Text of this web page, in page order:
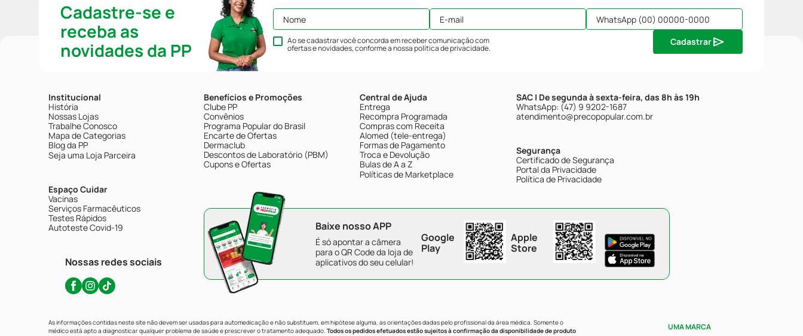
Cadastre-se e
receba as
novidades da PP
Ao se cadastrar você concorda em receber comunicação com
ofertas e novidades, conforme a nossapolítica de privacidade.
Cadastrar
Institucional
História
Nossas Lojas
Trabalhe Conosco
Mapa de Categorias
Blog da PP
Seja uma Loja Parceira
Espaço Cuidar
Vacinas
Serviços Farmacêuticos
Testes Rápidos
Autoteste Covid-19
Nossas redes sociais
Benefícios e Promoções
Clube PP
Convênios
Programa Popular do Brasil
Encarte de Ofertas
Dermaclub
Descontos de Laboratório (PBM)
Cupons e Ofertas
Central de Ajuda
Entrega
Recompra Programada
Compras com Receita
Alomed (tele-entrega)
Formas de Pagamento
Troca e Devolução
Bulas de A a Z
Políticas de Marketplace
SAC | De segunda à sexta-feira, das 8h às 19h
WhatsApp: (47) 9 9202-1687
atendimento@precopopular.com.br
Segurança
Certificado de Segurança
Portal da Privacidade
Política de Privacidade
Baixe nosso APP
É só apontar a câmera
para o QR Code da loja de
aplicativos do seu celular!
Google
Play
Apple
Store
As informações contidas neste site não devem ser usadas para automedicação e não substituem, em hipótese alguma, as orientações dadas pelo profissional da área médica. Somente o
médico está apto a diagnosticar qualquer problema de saúde e prescrever o tratamento adequado. Todos os pedidos efetuados estão sujeitos à confirmação da disponibilidade de produto
UMA MARCA